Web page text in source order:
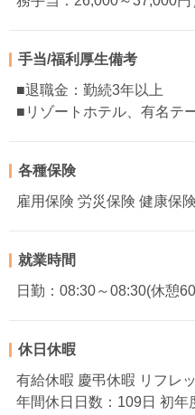
手当/福利厚生備考
■退職金：勤続3年以上
■リゾートホテル、有名テ
各種保険
雇用保険 労災保険 健康保
就業時間
日勤：08:30～08:30(休憩
休日休暇
有給休暇 慶弔休暇 リフレ
年間休日日数：109日 初年